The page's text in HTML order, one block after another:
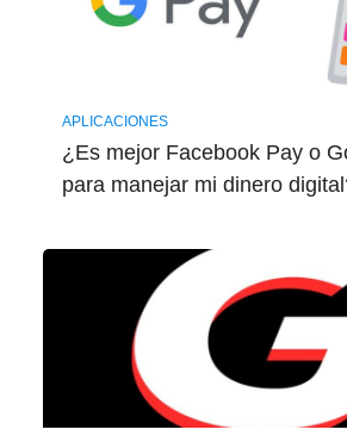
APLICACIONES
¿Es mejor Facebook Pay o
para manejar mi dinero